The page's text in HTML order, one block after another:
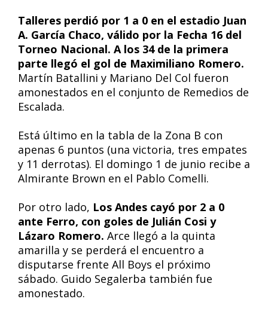
Talleres perdió por 1 a 0 en el estadio Juan
A. García Chaco, válido por la Fecha 16 del
Torneo Nacional. A los 34 de la primera
parte llegó el gol de Maximiliano Romero.
Martín Batallini y Mariano Del Col fueron
amonestados en el conjunto de Remedios de
Escalada.
Está último en la tabla de la Zona B con
apenas 6 puntos (una victoria, tres empates
y 11 derrotas). El domingo 1 de junio recibe a
Almirante Brown en el Pablo Comelli.
Por otro lado, Los Andes cayó por 2 a 0
ante Ferro, con goles de Julián Cosi y
Lázaro Romero. Arce llegó a la quinta
amarilla y se perderá el encuentro a
disputarse frente All Boys el próximo
sábado. Guido Segalerba también fue
amonestado.